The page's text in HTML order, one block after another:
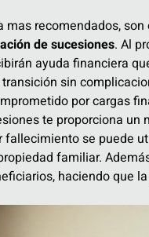
mas recomendados,
de sucesiones. Al
ayuda financiera
sin
por cargas
te proporciona un
se puede
familiar.
haciendo que